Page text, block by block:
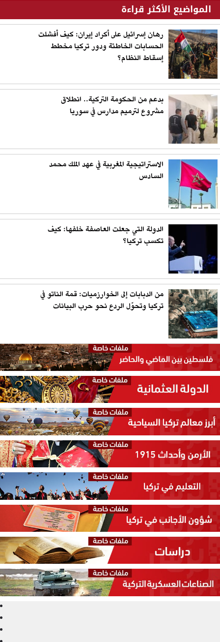
المواضيع الأكثر قراءة
رهان إسرائيل على أكراد إيران: كيف أفشلت
الحسابات الخاطئة ودور تركيا مخطط
إسقاط النظام؟
بدعم من الحكومة التركية.. انطلاق
مشروع لترميم مدارس في سوريا
الاستراتيجية المغربية في عهد الملك محمد
السادس
الدولة التي جعلت العاصفة خلفها: كيف
تكسب تركيا؟
من الدبابات إلى الخوارزميات: قمة الناتو في
تركيا وتحوّل الردع نحو حرب البيانات